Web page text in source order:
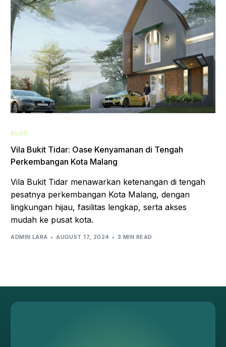
BLOG
Vila Bukit Tidar: Oase Kenyamanan di Tengah
Perkembangan Kota Malang
Vila Bukit Tidar menawarkan ketenangan di tengah
pesatnya perkembangan Kota Malang, dengan
lingkungan hijau, fasilitas lengkap, serta akses
mudah ke pusat kota.
ADMIN LARA AUGUST 17, 2024 3 MIN READ